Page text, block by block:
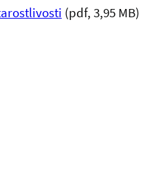
(pdf, 3,95 MB)